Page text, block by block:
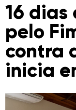
16 dias
pelo
contra
inicia